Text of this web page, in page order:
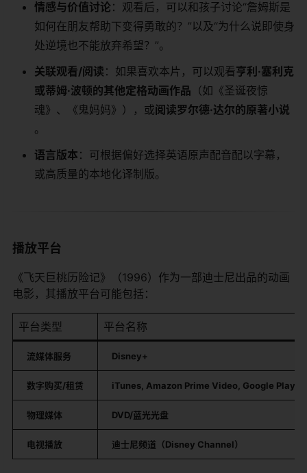
​情感与价值讨论​ ​：观看后，可以和孩子讨论“詹姆斯是
如何在朋友帮助下变得勇敢的？”以及“为什么说即使身
处逆境也不能放弃希望？”。
​关联观看/阅读​ ​：如果喜欢本片，可以观看​​亨利·塞利克
或蒂姆·波顿的其他定格动画作品​ ​（如《圣诞夜惊
魂》、《鬼妈妈》），或​​阅读罗尔德·达尔的原著小说​
。
​语言版本​ ​：可根据偏好选择英语原声配音配以字幕，
或高质量的本地化译制版。
播放平台
《飞天巨桃历险记》（1996）作为一部迪士尼出品的动画
电影，其播放平台可能包括：
平台类型 平台名称
​流媒体服务​ ​Disney+​
​数字购买/租赁​ ​iTunes, Amazon Prime Video, Google Play,
​物理媒体​ ​DVD/蓝光光盘​
​电视播放​ ​迪士尼频道（Disney Channel）​